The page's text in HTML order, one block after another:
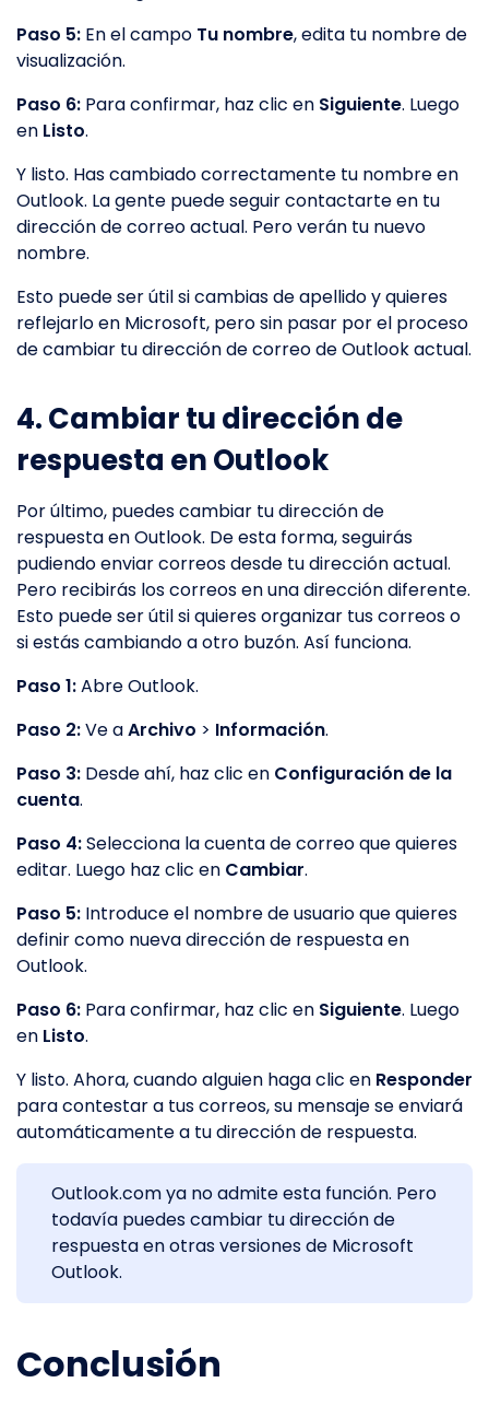
Paso 5: En el campo Tu nombre, edita tu nombre de
visualización.
Paso 6: Para confirmar, haz clic en Siguiente. Luego
en Listo.
Y listo. Has cambiado correctamente tu nombre en
Outlook. La gente puede seguir contactarte en tu
dirección de correo actual. Pero verán tu nuevo
nombre.
Esto puede ser útil si cambias de apellido y quieres
reflejarlo en Microsoft, pero sin pasar por el proceso
de cambiar tu dirección de correo de Outlook actual.
4. Cambiar tu dirección de
respuesta en Outlook
Por último, puedes cambiar tu dirección de
respuesta en Outlook. De esta forma, seguirás
pudiendo enviar correos desde tu dirección actual.
Pero recibirás los correos en una dirección diferente.
Esto puede ser útil si quieres organizar tus correos o
si estás cambiando a otro buzón. Así funciona.
Paso 1:Abre Outlook.
Paso 2:Ve aArchivo > Información.
Paso 3: Desde ahí, haz clic en Configuración de la
cuenta.
Paso 4:Selecciona la cuenta de correo que quieres
editar. Luego haz clic en Cambiar.
Paso 5: Introduce el nombre de usuario que quieres
definir como nueva dirección de respuesta en
Outlook.
Paso 6: Para confirmar, haz clic en Siguiente. Luego
en Listo.
Y listo. Ahora, cuando alguien haga clic en Responder
para contestar a tus correos, su mensaje se enviará
automáticamente a tu dirección de respuesta.
Outlook.com ya no admite esta función. Pero
todavía puedes cambiar tu dirección de
respuesta en otras versiones de Microsoft
Outlook.
Conclusión